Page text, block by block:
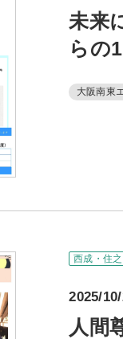
未来
らの
大阪南東
西成・住
2025/
人間